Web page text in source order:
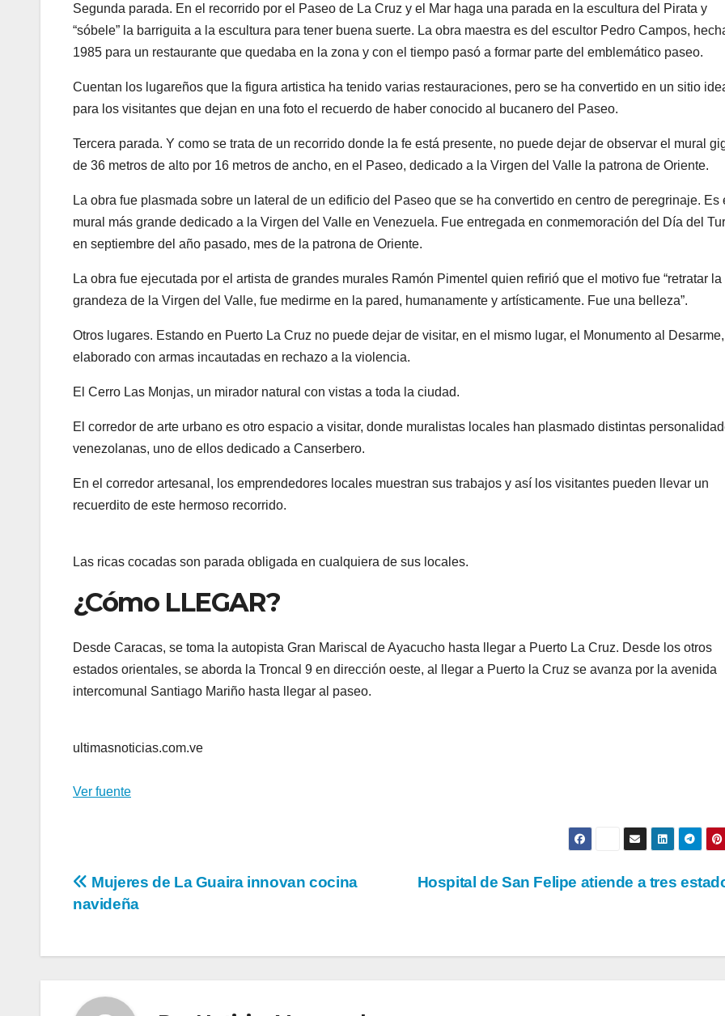
Segunda parada. En el recorrido por el Paseo de La Cruz y el Mar haga una parada en la escultura del Pirata y
“sóbele” la barriguita a la escultura para tener buena suerte. La obra maestra es del escultor Pedro Campos,
1985 para un restaurante que quedaba en la zona y con el tiempo pasó a formar parte del emblemático paseo.
Cuentan los lugareños que la figura artistica ha tenido varias restauraciones, pero se ha convertido en un sitio
para los visitantes que dejan en una foto el recuerdo de haber conocido al bucanero del Paseo.
Tercera parada. Y como se trata de un recorrido donde la fe está presente, no puede dejar de observar el mural
de 36 metros de alto por 16 metros de ancho, en el Paseo, dedicado a la Virgen del Valle la patrona de Oriente.
La obra fue plasmada sobre un lateral de un edificio del Paseo que se ha convertido en centro de peregrinaje. Es
mural más grande dedicado a la Virgen del Valle en Venezuela. Fue entregada en conmemoración del Día del
en septiembre del año pasado, mes de la patrona de Oriente.
La obra fue ejecutada por el artista de grandes murales Ramón Pimentel quien refirió que el motivo fue “retratar la
grandeza de la Virgen del Valle, fue medirme en la pared, humanamente y artísticamente. Fue una belleza”.
Otros lugares. Estando en Puerto La Cruz no puede dejar de visitar, en el mismo lugar, el Monumento al Desarme,
elaborado con armas incautadas en rechazo a la violencia.
El Cerro Las Monjas, un mirador natural con vistas a toda la ciudad.
El corredor de arte urbano es otro espacio a visitar, donde muralistas locales han plasmado distintas
venezolanas, uno de ellos dedicado a Canserbero.
En el corredor artesanal, los emprendedores locales muestran sus trabajos y así los visitantes pueden llevar un
recuerdito de este hermoso recorrido.
Las ricas cocadas son parada obligada en cualquiera de sus locales.
¿Cómo LLEGAR?
Desde Caracas, se toma la autopista Gran Mariscal de Ayacucho hasta llegar a Puerto La Cruz. Desde los otros
estados orientales, se aborda la Troncal 9 en dirección oeste, al llegar a Puerto la Cruz se avanza por la avenida
intercomunal Santiago Mariño hasta llegar al paseo.
ultimasnoticias.com.ve
Ver fuente
Navegación
entradas
Hospital de San Felipe atiende a tres
Mujeres de La Guaira innovan cocina
navideña